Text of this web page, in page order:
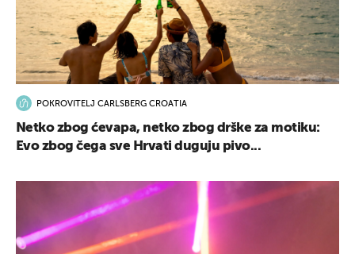
POKROVITELJ CARLSBERG CROATIA
Netko zbog ćevapa, netko zbog drške za motiku:
Evo zbog čega sve Hrvati duguju pivo...